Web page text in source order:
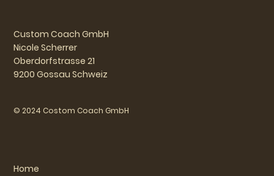
Home
Custom Coach GmbH
Nicole Scherrer
Oberdorfstrasse 21
9200 Gossau Schweiz
© 2024 Costom Coach GmbH